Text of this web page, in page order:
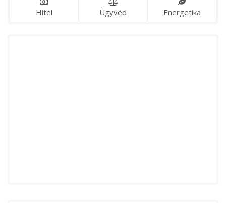
Hitel Ügyvéd Energetika